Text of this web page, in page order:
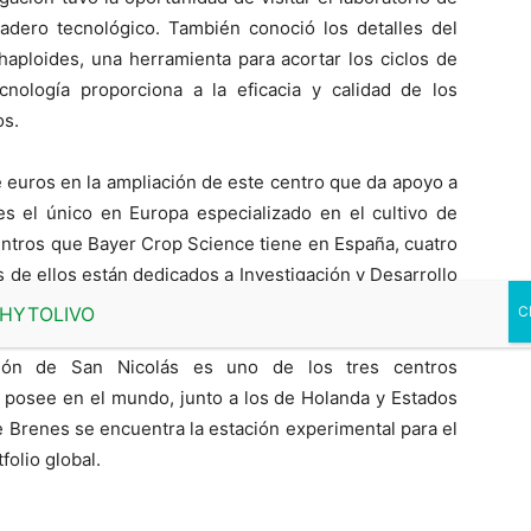
tecnológico. También conoció los detalles del
una herramienta para acortar los ciclos de
proporciona a la eficacia y calidad de los
en la ampliación de este centro que da apoyo a
el único en Europa especializado en el cultivo de
que Bayer Crop Science tiene en España, cuatro
ellos están dedicados a Investigación y Desarrollo
El Ejido y San Nicolás, componen un importante
de San Nicolás es uno de los tres centros
en el mundo, junto a los de Holanda y Estados
se encuentra la estación experimental para el
global.